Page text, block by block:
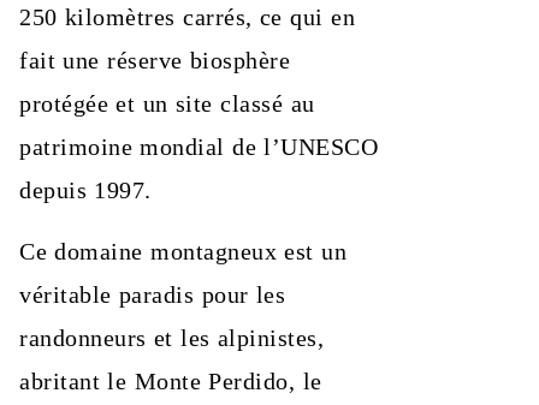
250 kilomètres carrés, ce qui en
fait une réserve biosphère
protégée et un site classé au
patrimoine mondial de l’UNESCO
depuis 1997.
Ce domaine montagneux est un
véritable paradis pour les
randonneurs et les alpinistes,
abritant le Monte Perdido, le